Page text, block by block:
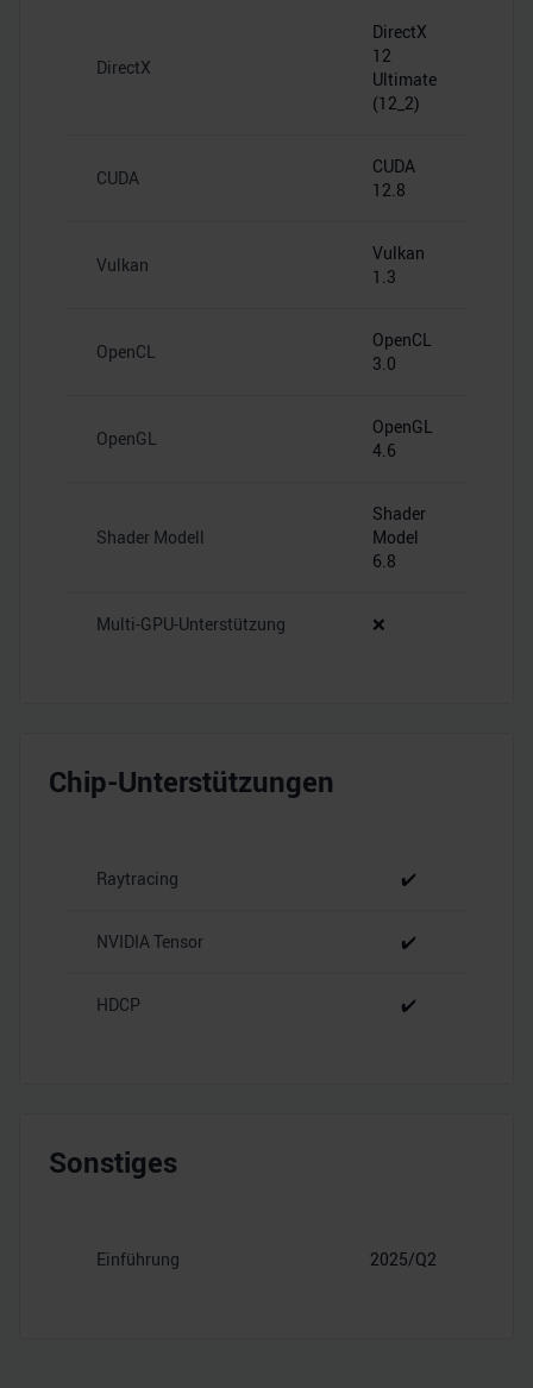
DirectX
DirectX
12
Ultimate
(12_2)
CUDA
CUDA
12.8
Vulkan
Vulkan
1.3
OpenCL
OpenCL
3.0
OpenGL
OpenGL
4.6
Shader Modell
Shader
Model
6.8
Multi-GPU-Unterstützung ❌
Chip-Unterstützungen
Raytracing ✔️
NVIDIA Tensor ✔️
HDCP ✔️
Sonstiges
Einführung 2025/Q2